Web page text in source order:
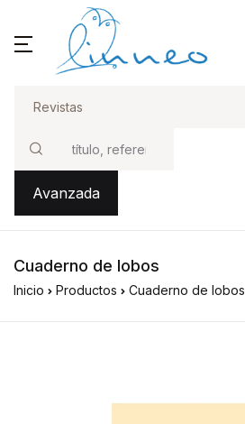
Buscar
Avanzada
Cuaderno de lobos
Inicio Productos Cuaderno de lobos